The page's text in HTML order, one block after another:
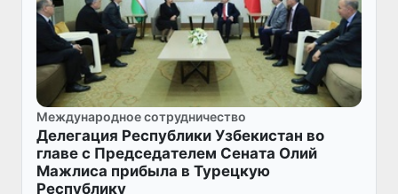
Международное сотрудничество
Делегация Республики Узбекистан во
главе с Председателем Сената Олий
Мажлиса прибыла в Турецкую
Республику